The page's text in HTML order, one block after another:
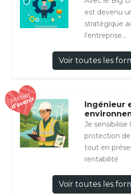
est devenu
stratégique
l'entreprise...
Voir toutes les
Ingénieur
Je sensibilise
protection
tout en
rentabilité
Voir toutes les